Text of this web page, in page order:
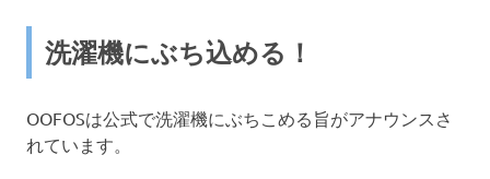
洗濯機にぶち込める！
OOFOSは公式で洗濯機にぶちこめる旨がアナウンスさ
れています。